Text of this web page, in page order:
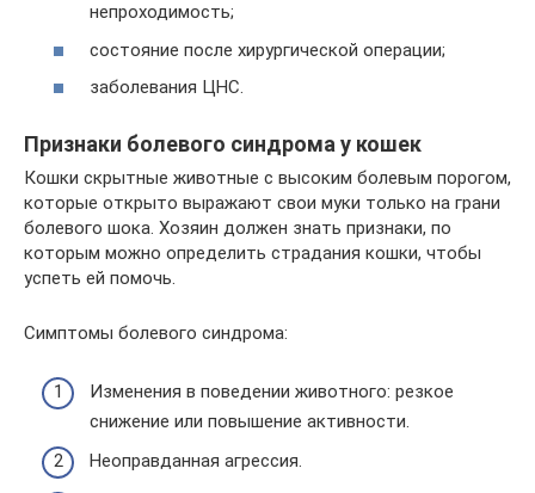
непроходимость;
состояние после хирургической операции;
заболевания ЦНС.
Признаки болевого синдрома у кошек
Кошки скрытные животные с высоким болевым порогом,
которые открыто выражают свои муки только на грани
болевого шока. Хозяин должен знать признаки, по
которым можно определить страдания кошки, чтобы
успеть ей помочь.
Симптомы болевого синдрома:
Изменения в поведении животного: резкое
снижение или повышение активности.
Неоправданная агрессия.